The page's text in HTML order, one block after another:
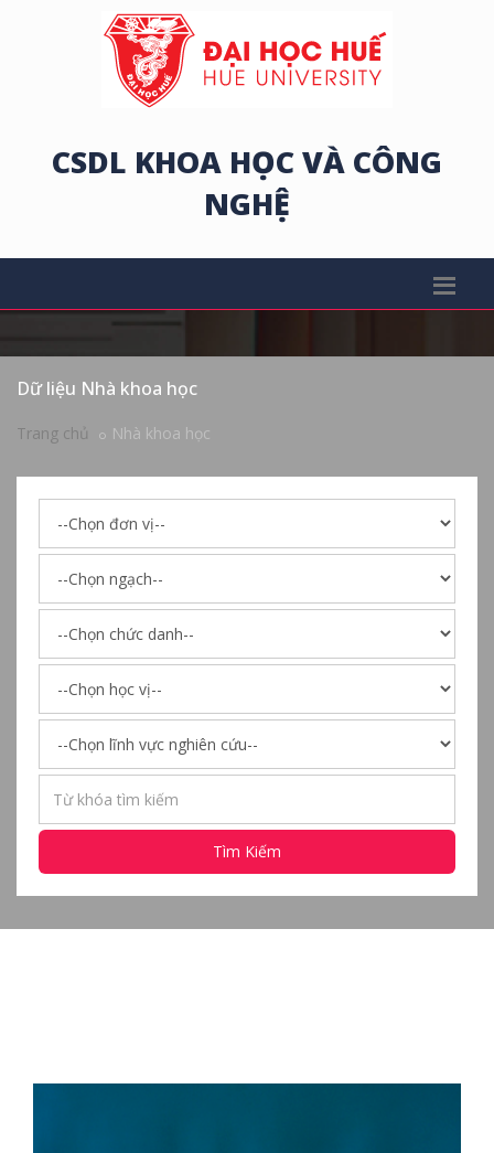
CSDL KHOA HỌC VÀ CÔNG
NGHỆ
Dữ liệu Nhà khoa học
Trang chủ Nhà khoa học
Tìm Kiếm